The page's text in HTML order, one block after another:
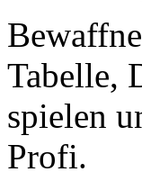
Tabelle,
spielen
Profi.